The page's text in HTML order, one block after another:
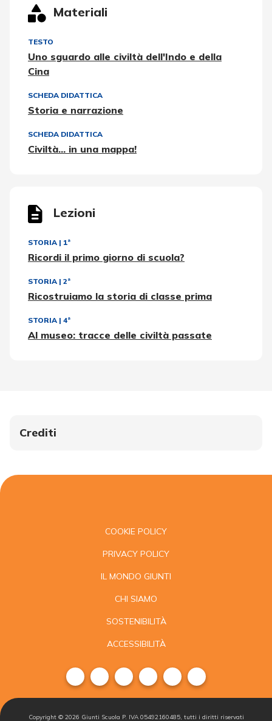
Materiali
TESTO
Uno sguardo alle civiltà dell'Indo e della
Cina
SCHEDA DIDATTICA
Storia e narrazione
SCHEDA DIDATTICA
Civiltà... in una mappa!
Lezioni
STORIA | 1ª
Ricordi il primo giorno di scuola?
STORIA | 2ª
Ricostruiamo la storia di classe prima
STORIA | 4ª
Al museo: tracce delle civiltà passate
Crediti
COOKIE POLICY
PRIVACY POLICY
IL MONDO GIUNTI
CHI SIAMO
SOSTENIBILITÀ
ACCESSIBILITÀ
Copyright © 2026 Giunti Scuola P. IVA 05492160485, tutti i diritti riservati